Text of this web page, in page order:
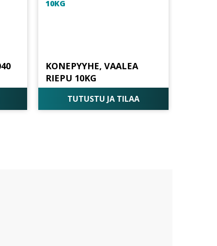
KONEPYYHE, VAALEA
RIEPU 10KG
TUTUSTU JA TILAA